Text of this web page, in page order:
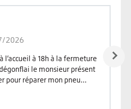
2026
l’accueil à 18h à la fermeture
le monsieur présent
pour réparer mon pneu...